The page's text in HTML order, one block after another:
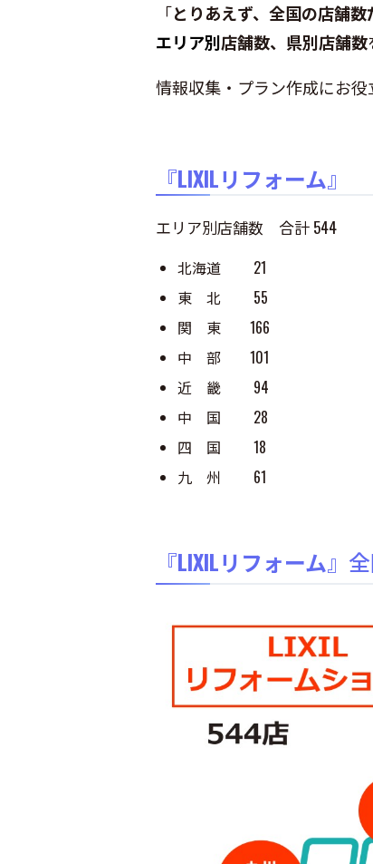
「とりあえず、全国の店舗数
エリア別店舗数、県別店舗数
情報収集・プラン作成にお役
『LIXILリフォーム』
エリア別店舗数 合計 544
北海道 21
東 北 55
関 東 166
中 部 101
近 畿 94
中 国 28
四 国 18
九 州 61
『LIXILリフォーム』